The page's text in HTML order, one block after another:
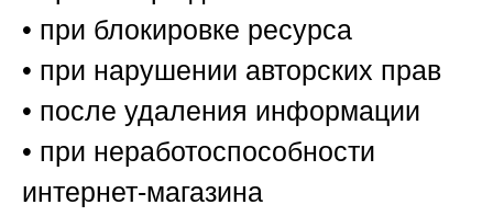
• при блокировке ресурса
• при нарушении авторских прав
• после удаления информации
• при неработоспособности
интернет-магазина